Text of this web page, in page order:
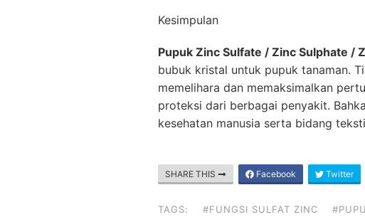
Kesimpulan
Pupuk Zinc Sulfate / Zinc Sulphate /
bubuk kristal untuk pupuk tanaman.
memelihara dan memaksimalkan
proteksi dari berbagai penyakit.
kesehatan manusia serta bidang
SHARE THIS Facebook Twitter
TAGS: #FUNGSI SULFAT ZINC